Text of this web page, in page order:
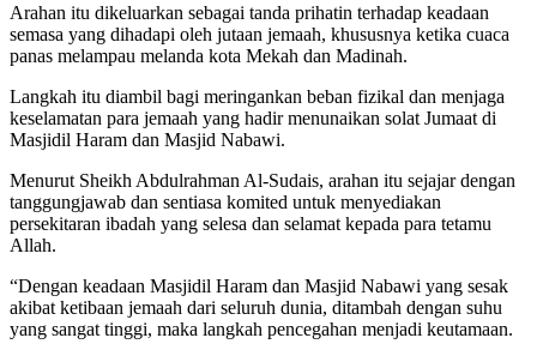
Arahan itu dikeluarkan sebagai tanda prihatin terhadap keadaan
semasa yang dihadapi oleh jutaan jemaah, khususnya ketika cuaca
panas melampau melanda kota Mekah dan Madinah.
Langkah itu diambil bagi meringankan beban fizikal dan menjaga
keselamatan para jemaah yang hadir menunaikan solat Jumaat di
Masjidil Haram dan Masjid Nabawi.
Menurut Sheikh Abdulrahman Al-Sudais, arahan itu sejajar dengan
tanggungjawab dan sentiasa komited untuk menyediakan
persekitaran ibadah yang selesa dan selamat kepada para tetamu
Allah.
“Dengan keadaan Masjidil Haram dan Masjid Nabawi yang sesak
akibat ketibaan jemaah dari seluruh dunia, ditambah dengan suhu
yang sangat tinggi, maka langkah pencegahan menjadi keutamaan.